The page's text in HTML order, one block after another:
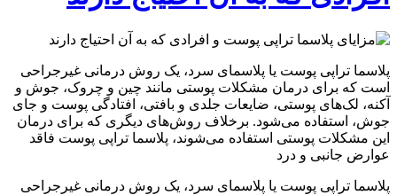
پلاسما تراپی پوست یا پلاسمای سرد، یک روش درمانی غیرجراحی
است که برای درمان مشکلات پوستی مانند چین و چروک، جوش و
آکنه، لک‌های پوستی، ضایعات جلدی و بافتی، افتادگی پوست و جای
جوش، استفاده می‌شود. برخلاف روش‌های دیگری که برای درمان
این مشکلات پوستی استفاده می‌شوند، پلاسما تراپی پوست فاقد
عوارض جانبی و درد
پلاسما تراپی پوست یا پلاسمای سرد، یک روش درمانی غیرجراحی